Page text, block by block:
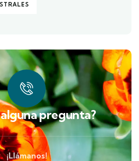
pregunta?
¡Llámanos!